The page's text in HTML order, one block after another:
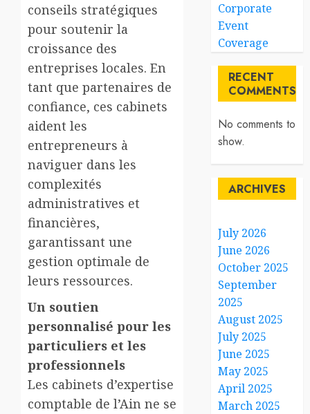
conseils stratégiques
pour soutenir la
croissance des
entreprises locales. En
tant que partenaires de
confiance, ces cabinets
aident les
entrepreneurs à
naviguer dans les
complexités
administratives et
financières,
garantissant une
gestion optimale de
leurs ressources.
Un soutien
personnalisé pour les
particuliers et les
professionnels
Les cabinets d’expertise
comptable de l’Ain ne se
Corporate
Event
Coverage
RECENT
COMMENTS
No comments to
show.
ARCHIVES
July 2026
June 2026
October 2025
September
2025
August 2025
July 2025
June 2025
May 2025
April 2025
March 2025